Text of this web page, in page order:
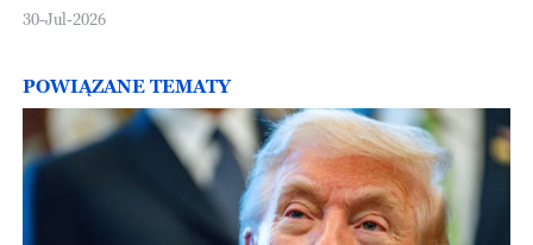
30-Jul-2026
POWIĄZANE TEMATY